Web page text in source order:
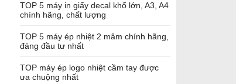
TOP 5 máy in giấy decal khổ lớn, A3, A4
chính hãng, chất lượng
TOP 5 máy ép nhiệt 2 mâm chính hãng,
đáng đầu tư nhất
TOP máy ép logo nhiệt cầm tay được
ưa chuộng nhất